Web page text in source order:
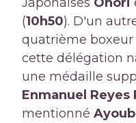
(10h50). D'un
quatrième
cette délégation
une médaille
Enmanuel Reyes
mentionné